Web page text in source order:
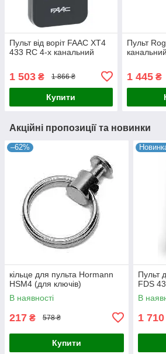
Пульт від воріт FAAC XT4
433 RC 4-х канальний
1 503 ₴ 1 866 ₴
Купити
Пульт
канальний
1 445₴
Акційні пропозиції та новинки
–62%
кільце для пульта Hormann
HSM4 (для ключів)
В наявності
217 ₴ 578 ₴
Купити
Пульт
FDS
В
1 710